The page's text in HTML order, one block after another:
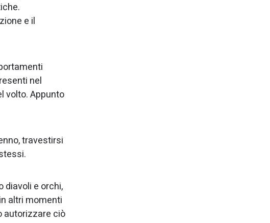
e il
nel
volto. Appunto
travestirsi
diavoli e orchi,
altri momenti
autorizzare ciò